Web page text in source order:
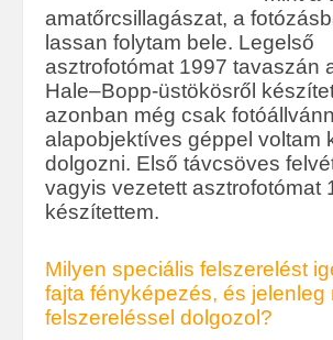
amatőrcsillagászat, a
lassan folytam bele. Legelső
asztrofotómat 1997 tavaszán
Hale–Bopp-üstökösről
azonban még csak
alapobjektíves géppel voltam
dolgozni. Első távcsöves
vagyis vezetett asztrofotómat
készítettem.
Milyen speciális felszerelést
fajta fényképezés, és jelenleg
felszereléssel dolgozol?